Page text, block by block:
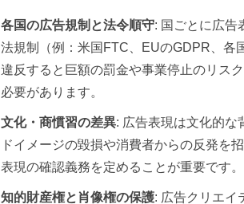
各国の広告規制と法令順守: 国ごとに広告
法規制（例：米国FTC、EUのGDPR、各
違反すると巨額の罰金や事業停止のリス
必要があります。
文化・商慣習の差異: 広告表現は文化的な
ドイメージの毀損や消費者からの反発を
表現の確認義務を定めることが重要です。
知的財産権と肖像権の保護: 広告クリエイ